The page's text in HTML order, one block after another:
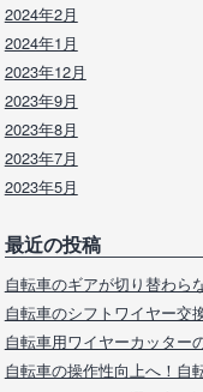
2024年2月
2024年1月
2023年12月
2023年9月
2023年8月
2023年7月
2023年5月
最近の投稿
自転車のギアが切り替わら
自転車のシフトワイヤー交
自転車用ワイヤーカッター
自転車の操作性向上へ！自